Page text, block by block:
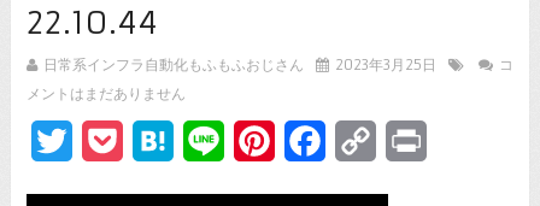
22.10.44
日常系インフラ自動化もふもふおじさん 2023年3月25日
コ
メントはまだありません
TwitterPocketHatenaLine PinterestFacebook
Copy